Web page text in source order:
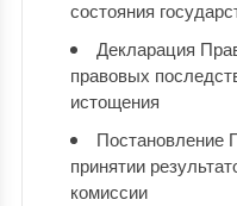
состояния
Декларация
правовых
истощения
Постановление
принятии
комиссии